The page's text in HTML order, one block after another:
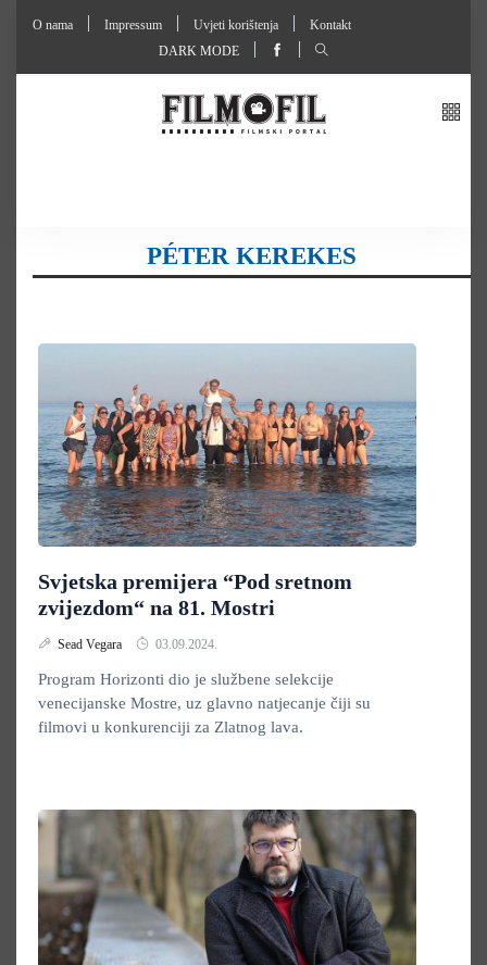
O nama Impressum Uvjeti korištenja
Kontakt
DARK MODE
PÉTER KEREKES
Svjetska premijera “Pod sretnom
zvijezdom“ na 81. Mostri
Sead Vegara 03.09.2024.
Program Horizonti dio je službene selekcije
venecijanske Mostre, uz glavno natjecanje čiji su
filmovi u konkurenciji za Zlatnog lava.